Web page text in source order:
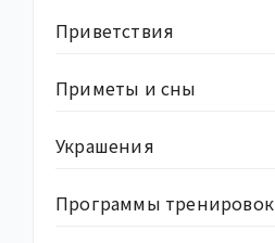
Приветствия
Приметы и сны
Украшения
Программы тренировок